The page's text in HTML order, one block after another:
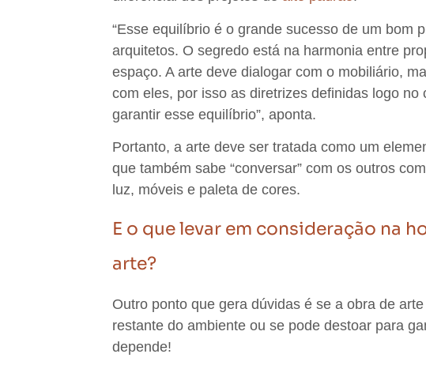
“Esse equilíbrio é o grande sucesso de um bom
arquitetos. O segredo está na harmonia entre
espaço. A arte deve dialogar com o mobiliário,
com eles, por isso as diretrizes definidas logo no
garantir esse equilíbrio”, aponta.
Portanto, a arte deve ser tratada como um
que também sabe “conversar” com os outros
luz, móveis e paleta de cores.
E o que levar em consideração na
arte?
Outro ponto que gera dúvidas é se a obra de
restante do ambiente ou se pode destoar para
depende!